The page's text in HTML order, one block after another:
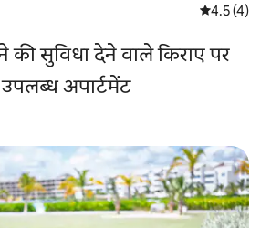
औसत रेटिंग 5
4.5 (4)
सुविधा देने वाले किराए पर
उपलब्ध अपार्टमेंट